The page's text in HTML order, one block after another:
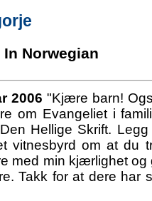
Norwegian
2006 "Kjære barn!
om Evangeliet i
Hellige Skrift.
vitnesbyrd om at du
med min kjærlighet og
Takk for at dere har